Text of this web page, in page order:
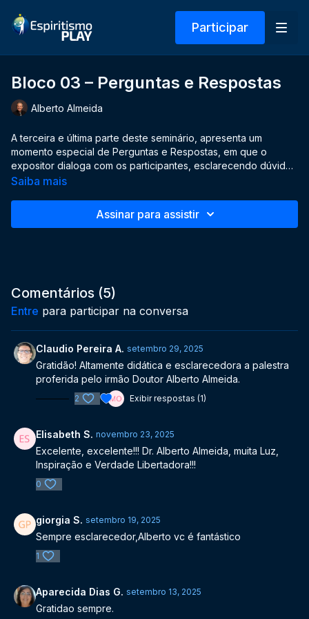
Participar
Bloco 03 – Perguntas e Respostas
Alberto Almeida
A terceira e última parte deste seminário, apresenta um
momento especial de Perguntas e Respostas, em que o
expositor dialoga com os participantes, esclarecendo dúvidas
e ampliando a compreensão sobre a sexualidade sob a
Saiba mais
Assinar para assistir
Comentários (5)
Entre para participar na conversa
Claudio Pereira A. setembro 29, 2025
Gratidão! Altamente didática e esclarecedora a palestra
proferida pelo irmão Doutor Alberto Almeida.
2 Exibir respostas (1)
Elisabeth S. novembro 23, 2025
Excelente, excelente!!! Dr. Alberto Almeida, muita Luz,
Inspiração e Verdade Libertadora!!!
0
giorgia S. setembro 19, 2025
Sempre esclarecedor,Alberto vc é fantástico
1
Aparecida Dias G. setembro 13, 2025
Gratidao sempre.